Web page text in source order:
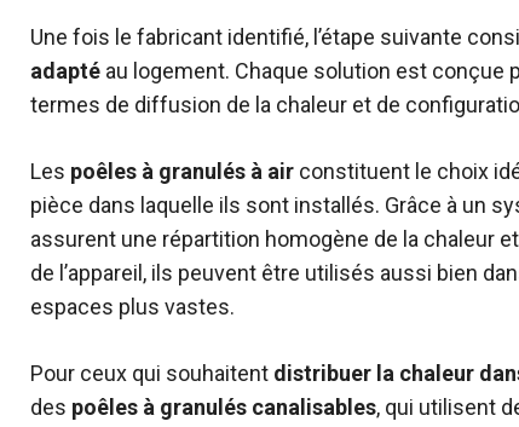
Une fois le fabricant identifié, l’étape suivante
adapté au logement. Chaque solution est conçue
termes de diffusion de la chaleur et de
Les poêles à granulés à air constituent le choix
pièce dans laquelle ils sont installés. Grâce à un
assurent une répartition homogène de la chaleur
de l’appareil, ils peuvent être utilisés aussi bien
espaces plus vastes.
Pour ceux qui souhaitent distribuer la chaleur
des poêles à granulés canalisables, qui utilisent